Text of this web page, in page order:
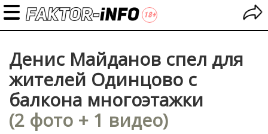
Денис Майданов спел для
жителей Одинцово с
балкона многоэтажки
(2 фото + 1 видео)